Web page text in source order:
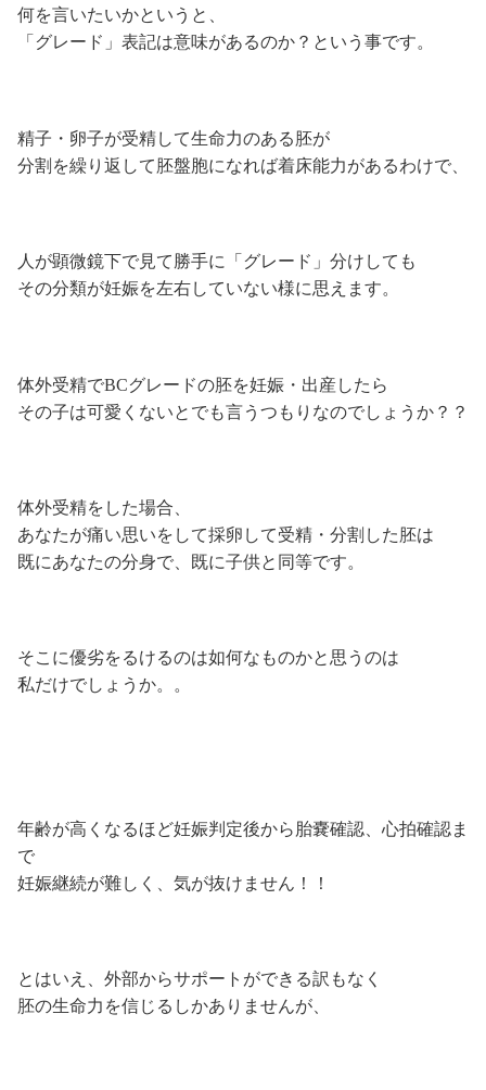
何を言いたいかというと、
「グレード」表記は意味があるのか？という事です。
精子・卵子が受精して生命力のある胚が
分割を繰り返して胚盤胞になれば着床能力があるわけで、
人が顕微鏡下で見て勝手に「グレード」分けしても
その分類が妊娠を左右していない様に思えます。
体外受精でBCグレードの胚を妊娠・出産したら
その子は可愛くないとでも言うつもりなのでしょうか？？
体外受精をした場合、
あなたが痛い思いをして採卵して受精・分割した胚は
既にあなたの分身で、既に子供と同等です。
そこに優劣をるけるのは如何なものかと思うのは
私だけでしょうか。。
年齢が高くなるほど妊娠判定後から胎嚢確認、心拍確認ま
で
妊娠継続が難しく、気が抜けません！！
とはいえ、外部からサポートができる訳もなく
胚の生命力を信じるしかありませんが、